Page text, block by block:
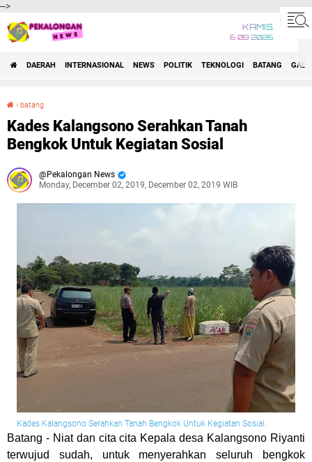
-->
KAMIS
6 08 2026
DAERAH INTERNASIONAL NEWS POLITIK TEKNOLOGI BATANG
› batang
Kades Kalangsono Serahkan Tanah
Bengkok Untuk Kegiatan Sosial
Pekalongan News
Monday, December 02, 2019, December 02, 2019 WIB
Kades Kalangsono Serahkan Tanah Bengkok Untuk Kegiatan Sosial.
Batang - Niat dan cita cita Kepala desa Kalangsono Riyanti
terwujud sudah, untuk menyerahkan seluruh bengkok